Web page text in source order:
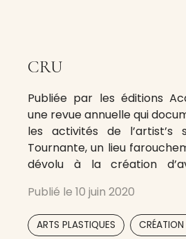
CRU
Publiée par les éditions
une revue annuelle qui
les activités de l’artist’s
Tournante, un lieu
dévolu à la création
concerts) fondé dans le
de Neukölln à Berlin
compositeur français
Publié le 10 juin 2020
ARTS PLASTIQUES